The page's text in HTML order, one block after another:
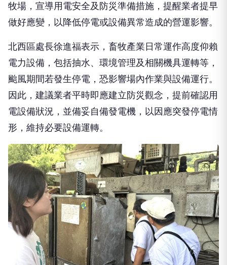
牧場，宣導用電安全及防災準備措施，提醒業者提早
做好應變，以降低停電或設備異常造成的營運影響。
北西區處長徐進福表示，畜牧產業日常運作高度仰賴
電力設備，包括抽水、環境管理及相關機具運轉等，
颱風期間若發生停電，恐影響場內作業與設備運行。
因此，建議業者平時即應建立防災觀念，提前確認用
電設備狀況，並備妥自備發電機，以因應突發停電情
形，維持必要設備運轉。